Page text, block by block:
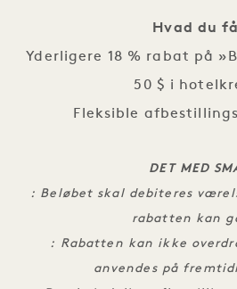
Hvad du
Yderligere 18 % rabat på
50 $ i
Fleksible
DET MED
: Beløbet skal debiteres
rabatten kan
: Rabatten kan ikke
anvendes på